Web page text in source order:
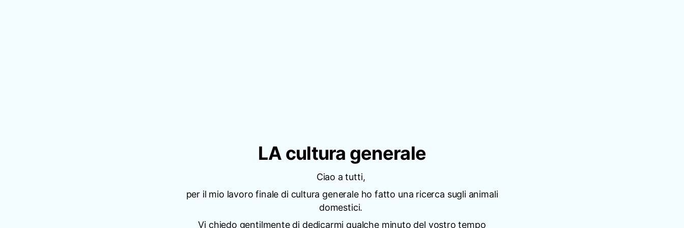
LA cultura generale
Ciao a tutti,
per il mio lavoro finale di cultura generale ho fatto una ricerca sugli animali
domestici.
Vi chiedo gentilmente di dedicarmi qualche minuto del vostro tempo